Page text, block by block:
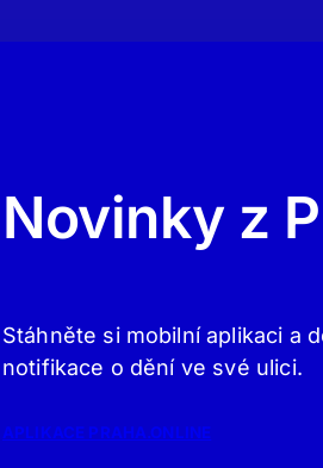
Novinky z
Stáhněte si mobilní aplikaci a
notifikace o dění ve své ulici.
APLIKACE PRAHA.ONLINE